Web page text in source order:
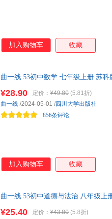
加入购物车 收藏
曲一线 53初中数学 七年级上册 苏
¥28.90 定价： ¥49.80 (5.81折)
856条评论
曲一线 /2024-05-01 /四川大学出版社
加入购物车 收藏
曲一线 53初中道德与法治 八年级上
¥25.40 定价： ¥43.80 (5.8折)